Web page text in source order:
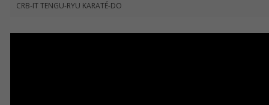
CRB-IT TENGU-RYU KARATÉ-DO